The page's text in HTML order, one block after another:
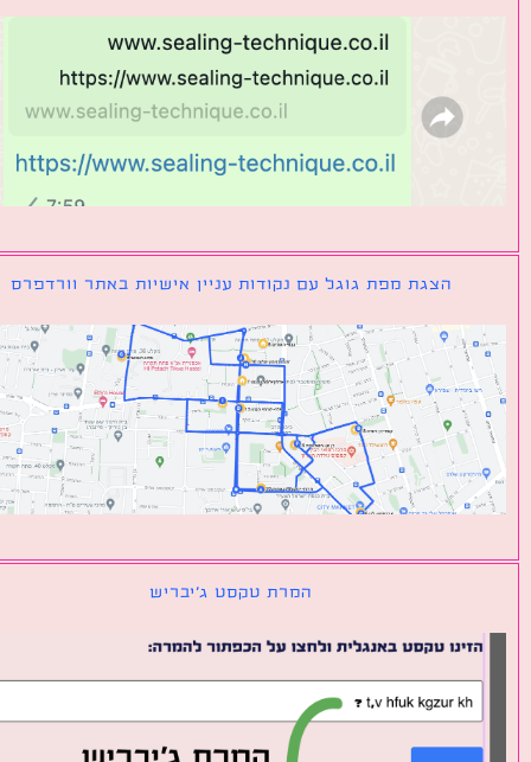
הצגת מפת גוגל עם נקודות עניין אישיות באתר וורדפרס
המרת טקסט ג׳יבריש